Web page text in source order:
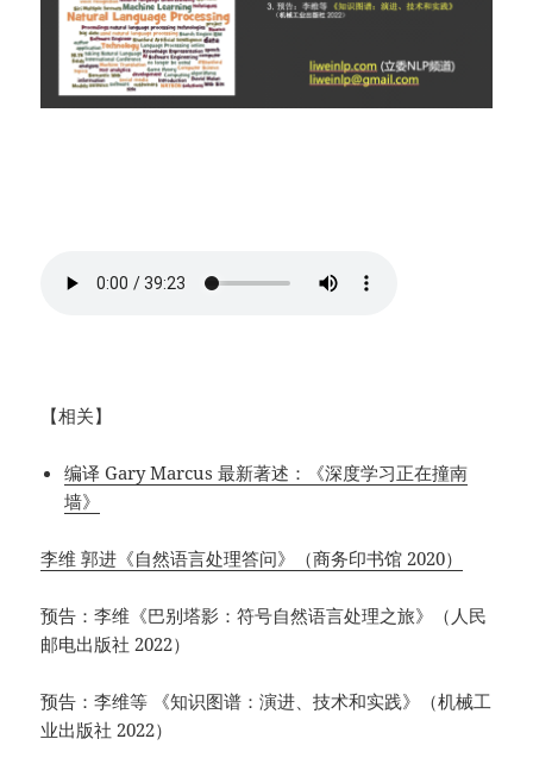
【相关】
编译 Gary Marcus 最新著述：《深度学习正在撞南
墙》
李维 郭进《自然语言处理答问》（商务印书馆 2020）
预告：李维《巴别塔影：符号自然语言处理之旅》（人民
邮电出版社 2022）
预告：李维等 《知识图谱：演进、技术和实践》（机械工
业出版社 2022）